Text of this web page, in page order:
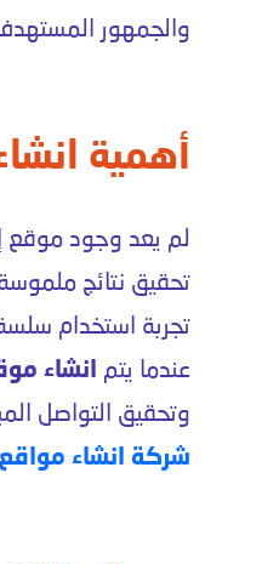
والجمهور
أهمية
لم يعد وجود موقع
تحقيق نتائج
تجربة استخدام
عندما يتم انشاء
وتحقيق التواصل
شركة انشاء مواقع